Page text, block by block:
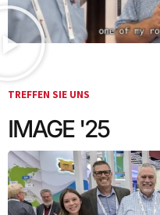
TREFFEN SIE UNS
IMAGE '25